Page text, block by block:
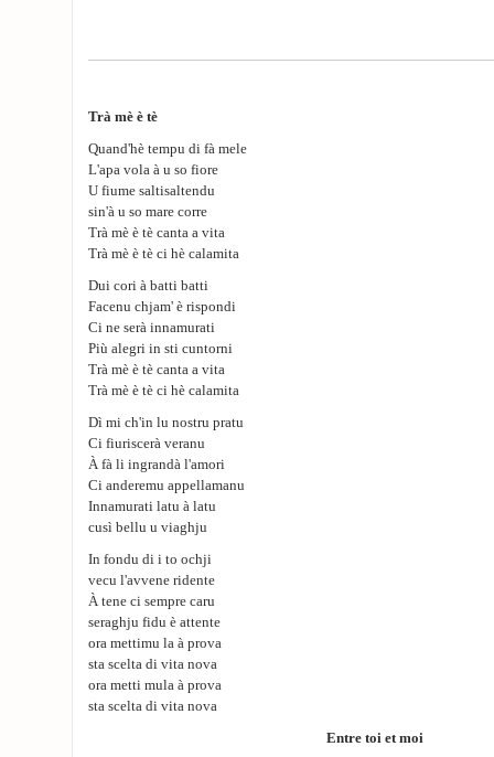
Trà mè è tè
Quand'hè tempu di fà mele
L'apa vola à u so fiore
U fiume saltisaltendu
sin'à u so mare corre
Trà mè è tè canta a vita
Trà mè è tè ci hè calamita
Dui cori à batti batti
Facenu chjam' è rispondi
Ci ne serà innamurati
Più alegri in sti cuntorni
Trà mè è tè canta a vita
Trà mè è tè ci hè calamita
Dì mi ch'in lu nostru pratu
Ci fiuriscerà veranu
À fà li ingrandà l'amori
Ci anderemu appellamanu
Innamurati latu à latu
cusì bellu u viaghju
In fondu di i to ochji
vecu l'avvene ridente
À tene ci sempre caru
seraghju fidu è attente
ora mettimu la à prova
sta scelta di vita nova
ora metti mula à prova
sta scelta di vita nova
Entre toi et moi